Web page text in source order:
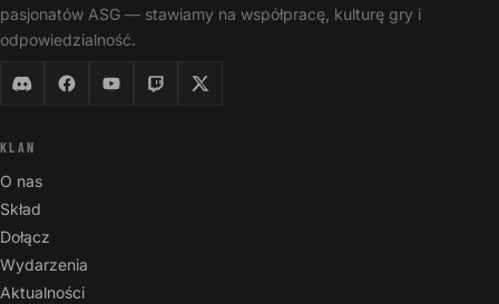
pasjonatów ASG — stawiamy na współpracę, kulturę gry i
odpowiedzialność.
KLAN
O nas
Skład
Dołącz
Wydarzenia
Aktualności